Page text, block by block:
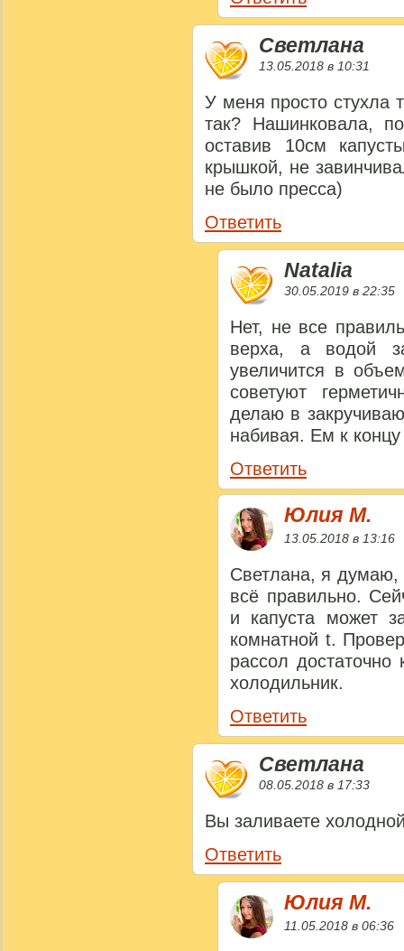
Светлана
13.05.2018 в 10:31
У меня просто стухла
так? Нашинковала,
оставив 10см
крышкой, не
не было пресса)
Ответить
Natalia
30.05.2019 в 22:35
Нет, не все
верха, а водой
увеличится в
советуют
делаю в
набивая. Ем к
Ответить
Юлия M.
13.05.2018 в 13:16
Светлана, я думаю,
всё правильно.
и капуста может
комнатной t.
рассол
холодильник.
Ответить
Светлана
08.05.2018 в 17:33
Вы заливаете
Ответить
Юлия M.
11.05.2018 в 06:36